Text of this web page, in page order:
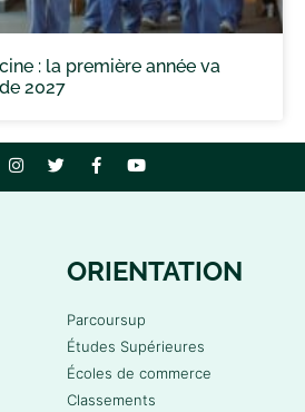
: la première année va
2027
ORIENTATION
Parcoursup
Études Supérieures
Écoles de commerce
Classements